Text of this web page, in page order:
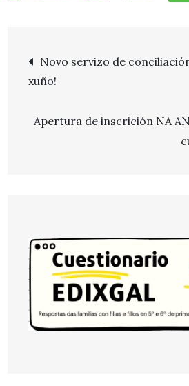
Navegación
de
entradas
Novo servizo de
xuño!
Apertura de inscrición NA